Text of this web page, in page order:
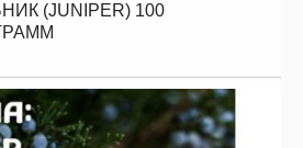
(JUNIPER) 100